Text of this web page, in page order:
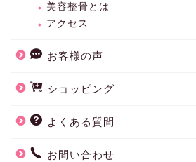
美容整骨とは
アクセス
お客様の声
ショッピング
よくある質問
お問い合わせ